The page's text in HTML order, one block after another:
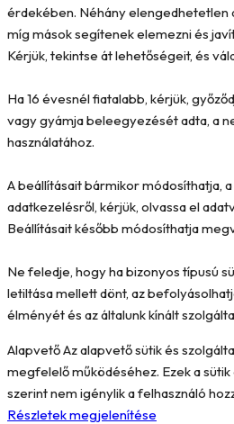
érdekében. Néhány elengedhetetlen
míg mások segítenek elemezni és
Kérjük, tekintse át lehetőségeit, és
Ha 16 évesnél fiatalabb, kérjük,
vagy gyámja beleegyezését adta, a
használatához.
A beállításait bármikor módosíthatja,
adatkezelésről, kérjük, olvassa el
Beállításait később módosíthatja
Ne feledje, hogy ha bizonyos típusú
letiltása mellett dönt, az
élményét és az általunk kínált
AlapvetőAz alapvető sütik és
megfelelő működéséhez. Ezek a
szerint nem igénylik a felhasználó
Részletek megjelenítése